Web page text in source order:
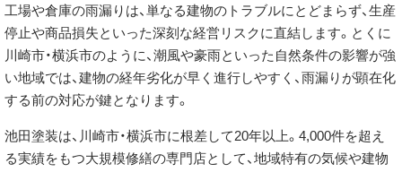
工場や倉庫の雨漏りは、単なる建物のトラブルにとどまらず、生産
停止や商品損失といった深刻な経営リスクに直結します。とくに
川崎市・横浜市のように、潮風や豪雨といった自然条件の影響が強
い地域では、建物の経年劣化が早く進行しやすく、雨漏りが顕在化
する前の対応が鍵となります。
池田塗装は、川崎市・横浜市に根差して20年以上。4,000件を超え
る実績をもつ大規模修繕の専門店として、地域特有の気候や建物